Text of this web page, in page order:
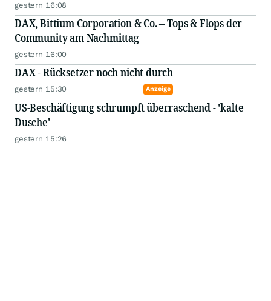
gestern 16:08
DAX, Bittium Corporation & Co. – Tops & Flops der
Community am Nachmittag
gestern 16:00
DAX - Rücksetzer noch nicht durch
gestern 15:30 Anzeige
US-Beschäftigung schrumpft überraschend - 'kalte
Dusche'
gestern 15:26